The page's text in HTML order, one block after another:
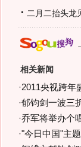
二月二抬头龙
相关新闻
·2011央视跨年
·郁钧剑一波三
·乔军将举办个
·"今日中国"主